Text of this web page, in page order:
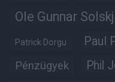
Ole Gunnar
Patrick Dorgu Paul
Pénzügyek Phil